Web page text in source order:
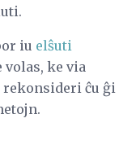
iu elŝuti
volas, ke via
rekonsideri ĉu ĝi